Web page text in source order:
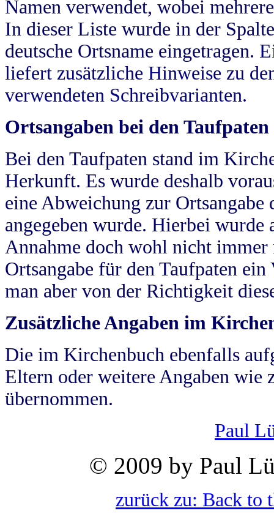
Namen verwendet, wobei
In dieser Liste wurde in der
deutsche Ortsname eingetragen.
liefert zusätzliche Hinweise zu
verwendeten Schreibvarianten.
Ortsangaben bei den Taufpaten
Bei den Taufpaten stand im
Herkunft. Es wurde deshalb
eine Abweichung zur
angegeben wurde. Hierbei wurde
Annahme doch wohl nicht
Ortsangabe für den Taufpaten
man aber von der Richtigkeit
Zusätzliche Angaben im
Die im Kirchenbuch ebenfalls
Eltern oder weitere Angaben wie
übernommen.
Paul
© 2009 by Paul
zurück zu: Back to